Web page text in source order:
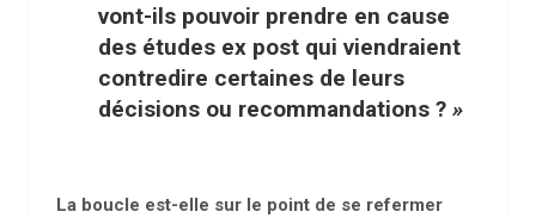
vont-ils pouvoir prendre en cause
des études ex post qui viendraient
contredire certaines de leurs
décisions ou recommandations ? »
La boucle est-elle sur le point de se refermer